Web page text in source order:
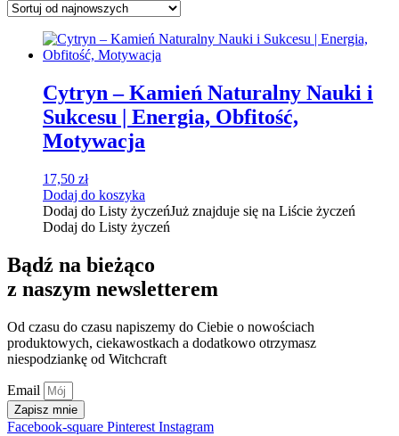
Cytryn – Kamień Naturalny Nauki i
Sukcesu | Energia, Obfitość,
Motywacja
17,50 zł
Dodaj do koszyka
Dodaj do Listy życzeńJuż znajduje się na Liście życzeń
Dodaj do Listy życzeń
Bądź na bieżąco
z naszym newsletterem
Od czasu do czasu napiszemy do Ciebie o nowościach
produktowych, ciekawostkach a dodatkowo otrzymasz
niespodziankę od Witchcraft
Email
Zapisz mnie
Facebook-square Pinterest Instagram